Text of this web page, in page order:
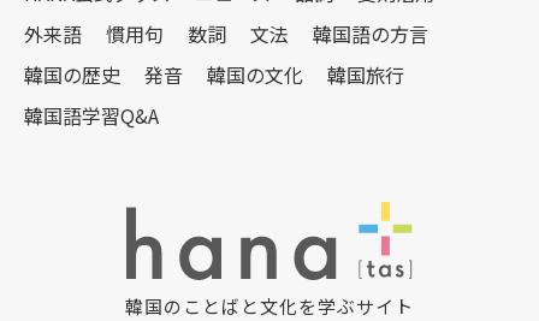
外来語
慣用句 数詞 文法
韓国語の方言
韓国の歴史
発音 韓国の文化
韓国旅行
韓国語学習Q&A
韓国のことばと文化を学ぶサイト